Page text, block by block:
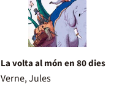
La volta al món en 80 dies
Verne, Jules